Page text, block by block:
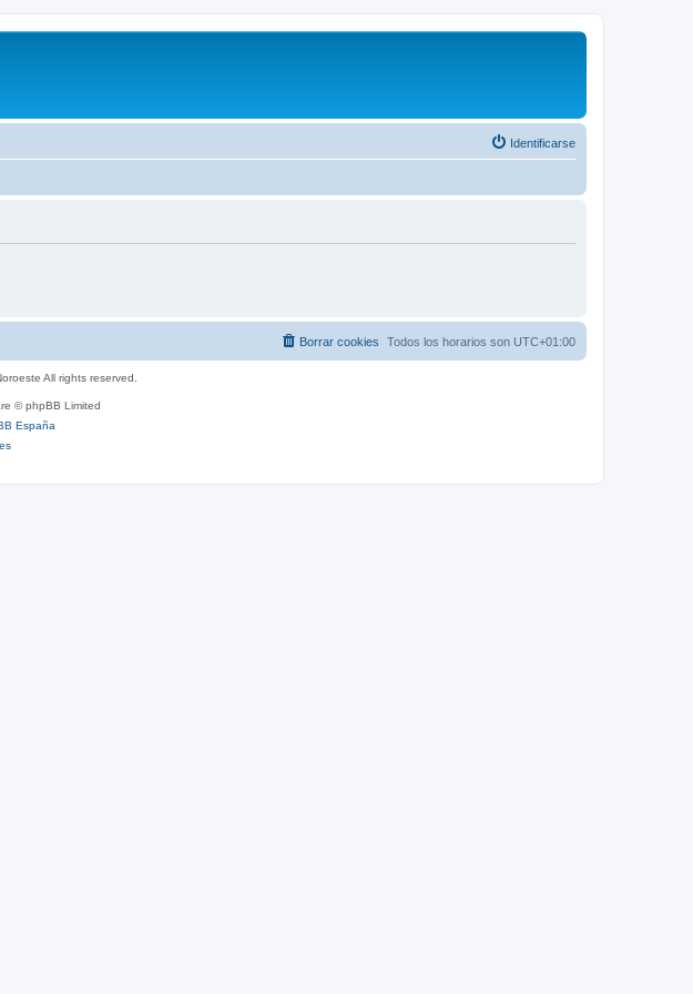
Identificarse
Todos los horarios son UTC+01:00
Borrar cookies
All rights reserved.
© phpBB Limited
España